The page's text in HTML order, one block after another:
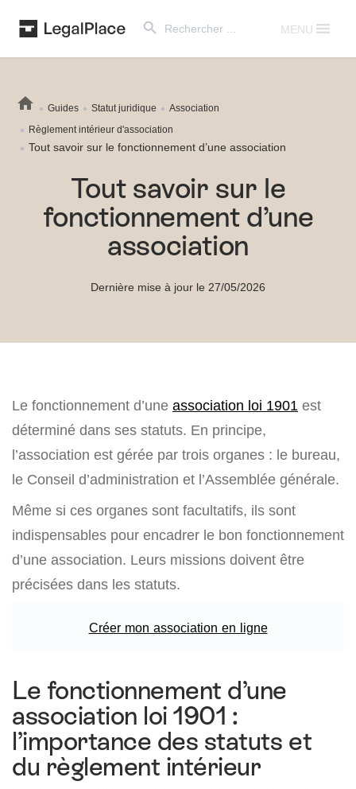
for:
MENU
Guides Statut juridique
Association
Règlement intérieur d'association
Tout savoir sur le fonctionnement d’une association
Tout savoir sur le
fonctionnement d’une
association
Dernière mise à jour le 27/05/2026
Le fonctionnement d’une association loi 1901 est
déterminé dans ses statuts. En principe,
l’association est gérée par trois organes : le bureau,
le Conseil d’administration et l’Assemblée générale.
Même si ces organes sont facultatifs, ils sont
indispensables pour encadrer le bon fonctionnement
d’une association. Leurs missions doivent être
précisées dans les statuts.
Créer mon association en ligne
Le fonctionnement d’une
association loi 1901 :
l’importance des statuts et
du règlement intérieur